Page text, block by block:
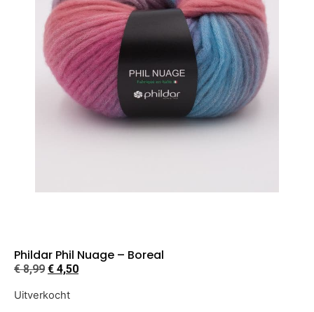
Phildar Phil Nuage – Boreal
€8,99 € 4,50
Uitverkocht